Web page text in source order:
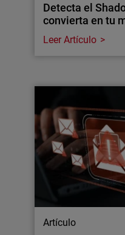
Detecta el
convierta en tu
Leer Artículo
Artículo